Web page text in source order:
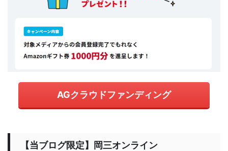
AGクラウドファンディング
【当ブログ限定】岡三オンライン